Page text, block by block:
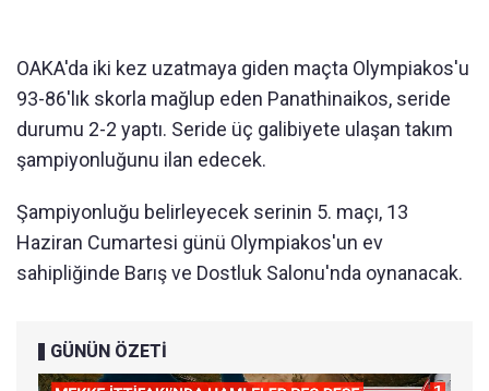
OAKA'da iki kez uzatmaya giden maçta Olympiakos'u
93-86'lık skorla mağlup eden Panathinaikos, seride
durumu 2-2 yaptı. Seride üç galibiyete ulaşan takım
şampiyonluğunu ilan edecek.
Şampiyonluğu belirleyecek serinin 5. maçı, 13
Haziran Cumartesi günü Olympiakos'un ev
sahipliğinde Barış ve Dostluk Salonu'nda oynanacak.
GÜNÜN ÖZETİ